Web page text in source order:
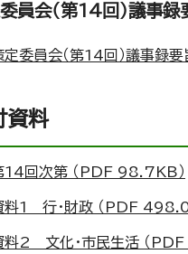
員会（第14回）議事録
定委員会（第14回）議事録
資料
14回次第 （PDF 98.7KB）
料1 行・財政 （PDF
料2 文化・市民生活 （